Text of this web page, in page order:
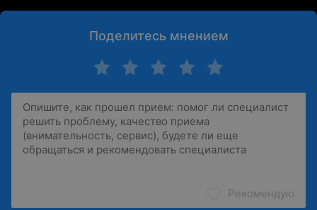
Поделитесь мнением
Рекомендую